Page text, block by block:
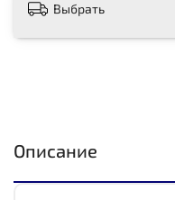
Выбрать
Описание